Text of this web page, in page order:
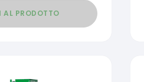
AL PRODOTTO